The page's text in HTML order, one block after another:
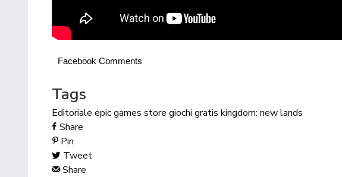
Facebook Comments
Tags
Editoriale epic games store giochi gratis kingdom: new lands
Share
Pin
Tweet
Share